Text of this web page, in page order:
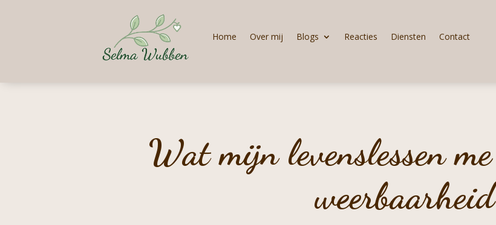
Home Over mij Blogs Reacties Diensten Contact
Wat mijn levenslessen
weerbaarheid